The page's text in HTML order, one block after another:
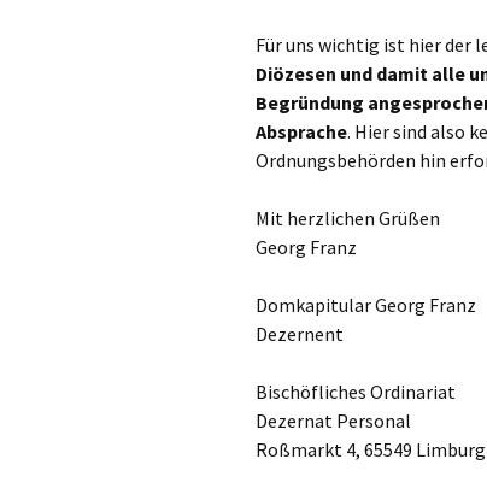
Für uns wichtig ist hier der
Diözesen und damit alle
Begründung
Absprache. Hier sind also
Ordnungsbehörden hin
Mit herzlichen Grüßen
Georg Franz
Domkapitular Georg Franz
Dezernent
Bischöfliches Ordinariat
Dezernat Personal
Roßmarkt 4, 65549 Limburg